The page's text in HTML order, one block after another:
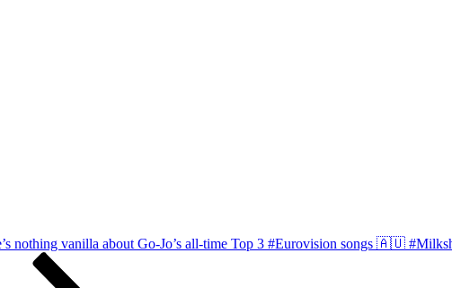
nothing vanilla about Go-Jo’s all-time Top 3 #Eurovision songs 🇦🇺